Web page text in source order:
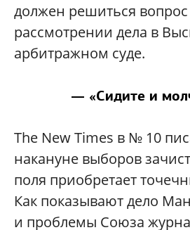
должен решиться
рассмотрении дела в
арбитражном суде.
— «Сидите и
The New Times в № 10
накануне выборов
поля приобретает
Как показывают дело
и проблемы Союза